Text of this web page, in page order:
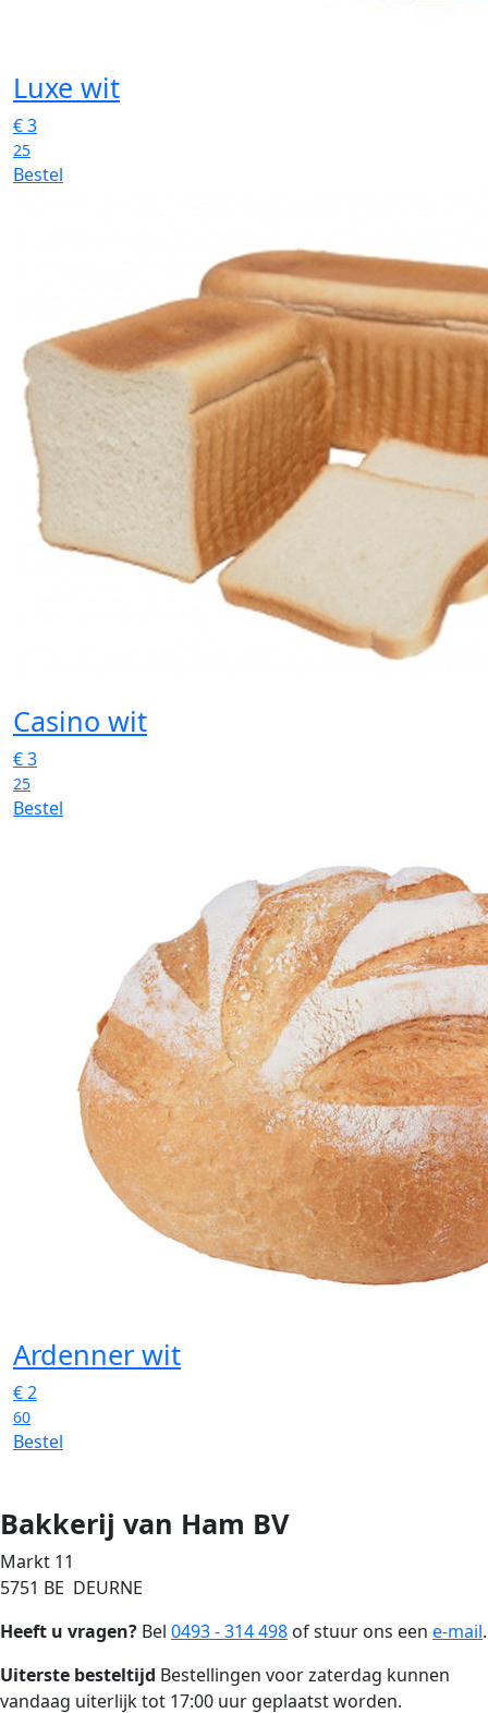
Luxe wit
€3
25
Bestel
Casino wit
€3
25
Bestel
Ardenner wit
€2
60
Bestel
Bakkerij van Ham BV
Markt 11
5751 BE DEURNE
Heeft u vragen? Bel 0493 - 314 498 of stuur ons een e-mail.
Uiterste besteltijd Bestellingen voor zaterdag kunnen
vandaag uiterlijk tot 17:00 uur geplaatst worden.